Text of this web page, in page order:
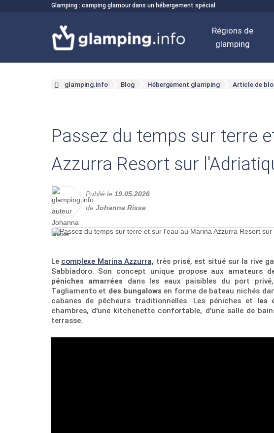
Glamping : camping glamour dans un hébergement spécial
Régions de
glamping
glamping.info Blog Hébergement glamping Article de
Passez du temps sur terre
Azzurra Resort sur
Publié le 19.05.2026
de Johanna Risse
Le complexe Marina Azzurra, très prisé, est situé sur la rive
Sabbiadoro. Son concept unique propose aux amateurs
péniches amarrées dans les eaux paisibles du port
Tagliamento et des bungalows en forme de bateau nichés
cabanes de pêcheurs traditionnelles. Les péniches et les
chambres, d'une kitchenette confortable, d'une salle de
terrasse.